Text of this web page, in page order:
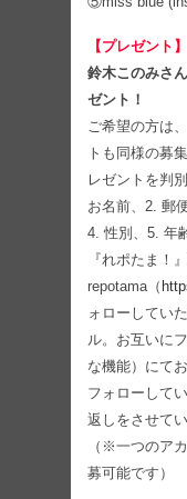
【プレゼント】
鈴木このみさ
ゼント！
ご希望の方は、
トも同様の募
レゼントを判
お名前、2. 郵
4. 性別、5. 年
『れポたま！
repotama（
ォローしてい
ル。お互いに
な機能）にて
フォローして
返しをさせて
（※一つのア
募可能です）